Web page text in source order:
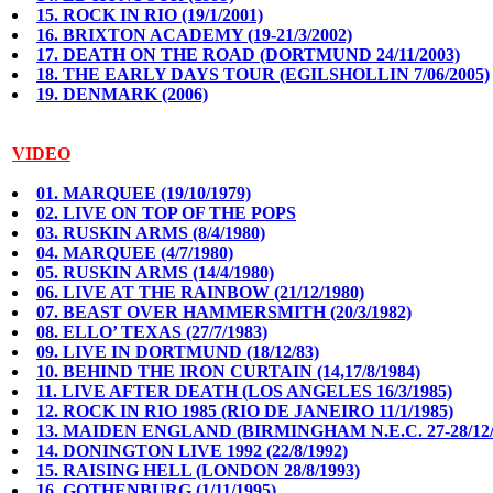
15. ROCK IN RIO (19/1/2001)
16. BRIXTON ACADEMY (19-21/3/2002)
17. DEATH ON THE ROAD (DORTMUND 24/11/2003)
18. THE EARLY DAYS TOUR (EGILSHOLLIN 7/06/2005)
19. DENMARK (2006)
VIDEO
01. MARQUEE (19/10/1979)
02. LIVE ON TOP OF THE POPS
03. RUSKIN ARMS (8/4/1980)
04. MARQUEE (4/7/1980)
05. RUSKIN ARMS (14/4/1980)
06. LIVE AT THE RAINBOW (21/12/1980)
07. BEAST OVER HAMMERSMITH (20/3/1982)
08. ELLO’ TEXAS (27/7/1983)
09. LIVE IN DORTMUND (18/12/83)
10. BEHIND THE IRON CURTAIN (14,17/8/1984)
11. LIVE AFTER DEATH (LOS ANGELES 16/3/1985)
12. ROCK IN RIO 1985 (RIO DE JANEIRO 11/1/1985)
13. MAIDEN ENGLAND (BIRMINGHAM N.E.C. 27-28/
14. DONINGTON LIVE 1992 (22/8/1992)
15. RAISING HELL (LONDON 28/8/1993)